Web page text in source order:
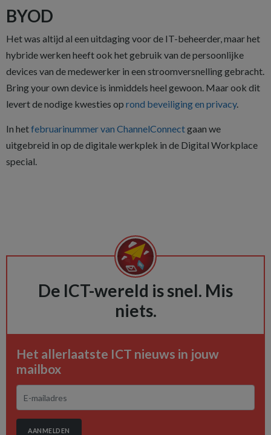
BYOD
Het was altijd al een uitdaging voor de IT-beheerder, maar het
hybride werken heeft ook het gebruik van de persoonlijke
devices van de medewerker in een stroomversnelling gebracht.
Bring your own device is inmiddels heel gewoon. Maar ook dit
levert de nodige kwesties op rond beveiliging en privacy.
In hetfebruarinummer van ChannelConnectgaan we
uitgebreid in op de digitale werkplek in de Digital Workplace
special.
De ICT-wereld is snel. Mis
niets.
Het allerlaatste ICT nieuws in jouw
mailbox
AANMELDEN